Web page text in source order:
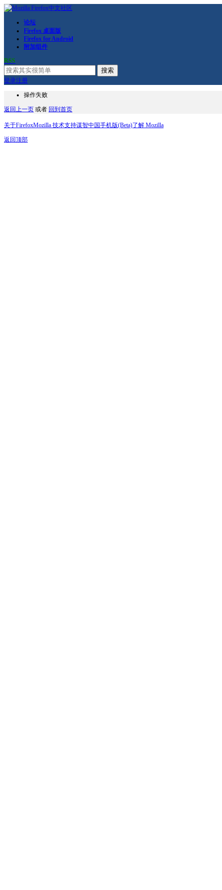
论坛
Firefox 桌面版
Firefox for Android
附加组件
RSS
搜索
登录注册
操作失败
返回上一页 或者 回到首页
关于FirefoxMozilla 技术支持谋智中国手机版(Beta)了解 Mozilla
返回顶部